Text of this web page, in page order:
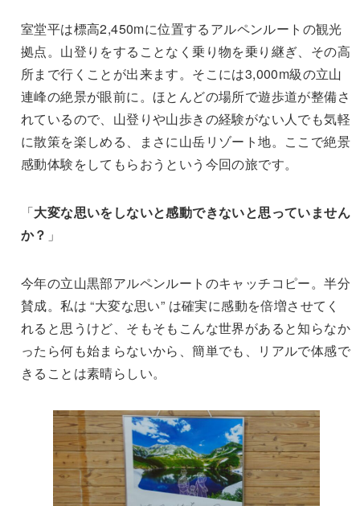
室堂平は標高2,450mに位置するアルペンルートの観光
拠点。山登りをすることなく乗り物を乗り継ぎ、その高
所まで行くことが出来ます。そこには3,000m級の立山
連峰の絶景が眼前に。ほとんどの場所で遊歩道が整備さ
れているので、山登りや山歩きの経験がない人でも気軽
に散策を楽しめる、まさに山岳リゾート地。ここで絶景
感動体験をしてもらおうという今回の旅です。
「大変な思いをしないと感動できないと思っていません
か？ 」
今年の立山黒部アルペンルートのキャッチコピー。半分
賛成。私は “大変な思い” は確実に感動を倍増させてく
れると思うけど、そもそもこんな世界があると知らなか
ったら何も始まらないから、簡単でも、リアルで体感で
きることは素晴らしい。